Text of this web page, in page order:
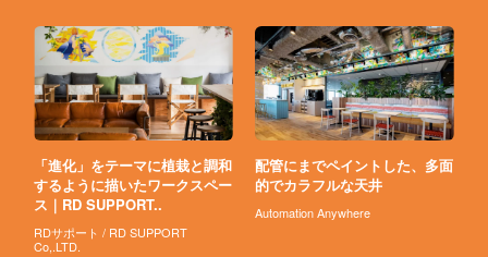
「進化」をテーマに植栽と調和
するように描いたワークスペー
ス｜RD SUPPORT..
RDサポート / RD SUPPORT
Co,.LTD.
配管にまでペイントした、多面
的でカラフルな天井
Automation Anywhere